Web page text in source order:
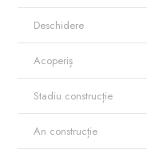
Deschidere
Acoperiș
Stadiu construcție
An construcție